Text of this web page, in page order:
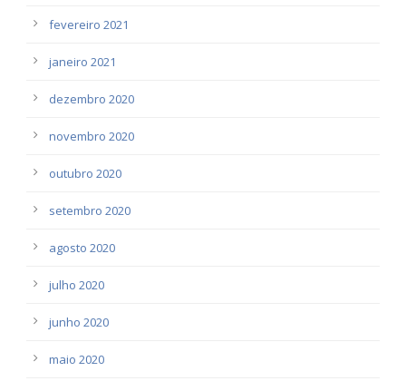
fevereiro 2021
janeiro 2021
dezembro 2020
novembro 2020
outubro 2020
setembro 2020
agosto 2020
julho 2020
junho 2020
maio 2020